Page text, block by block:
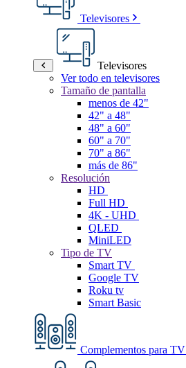
Televisores
Televisores
Ver todo en televisores
Tamaño de pantalla
menos de 42"
42" a 48"
48" a 60"
60" a 70"
70" a 86"
más de 86"
Resolución
HD
Full HD
4K - UHD
QLED
MiniLED
Tipo de TV
Smart TV
Google TV
Roku tv
Smart Basic
Complementos para TV